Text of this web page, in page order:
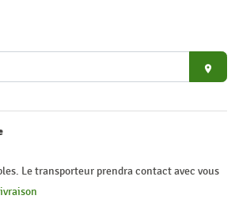
place
Le transporteur prendra contact avec vous